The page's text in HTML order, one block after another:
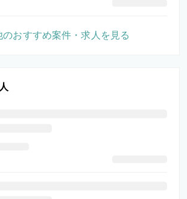
のおすすめ案件・求人を見る